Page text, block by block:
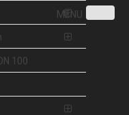
MENU
100